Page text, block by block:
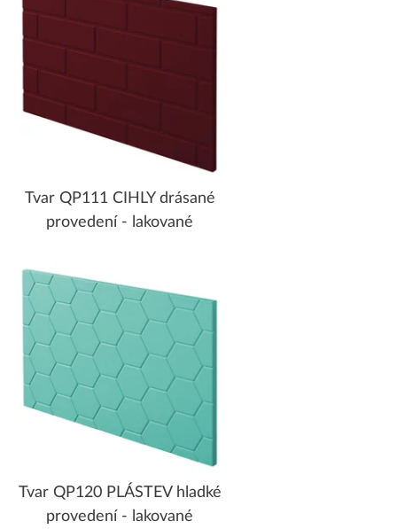
Tvar QP111 CIHLY drásané
provedení - lakované
Tvar QP120 PLÁSTEV hladké
provedení - lakované